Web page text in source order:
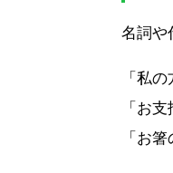
名詞や
「私
「お
「お